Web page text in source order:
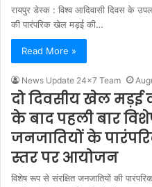
रायपुर डेस्क : विश्व आदिवासी दिवस के
की पारंपरिक खेल मड़ई की…
Read More »
News Update 24x7 Team
दो दिवसीय खेल मड़ई
के बाद पहली बार
जनजातियों के
स्तर पर आयोजन
विशेष रूप से संरक्षित जनजातियों की